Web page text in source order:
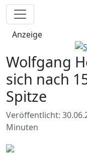
Anzeige
Wolfgang
sich nach
Spitze
Veröffentlicht:
Minuten